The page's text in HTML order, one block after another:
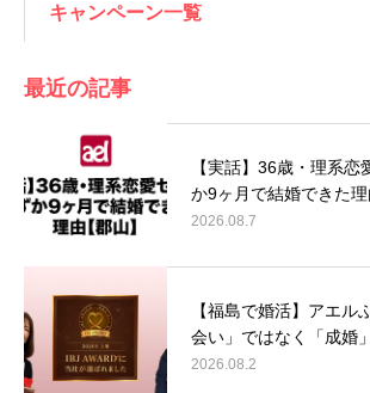
キャンペーン一覧
最近の記事
【実話】36歳・理系恋
か9ヶ月で結婚できた
2026.08.7
【福島で婚活】アエル
会い」ではなく「成婚
2026.08.2